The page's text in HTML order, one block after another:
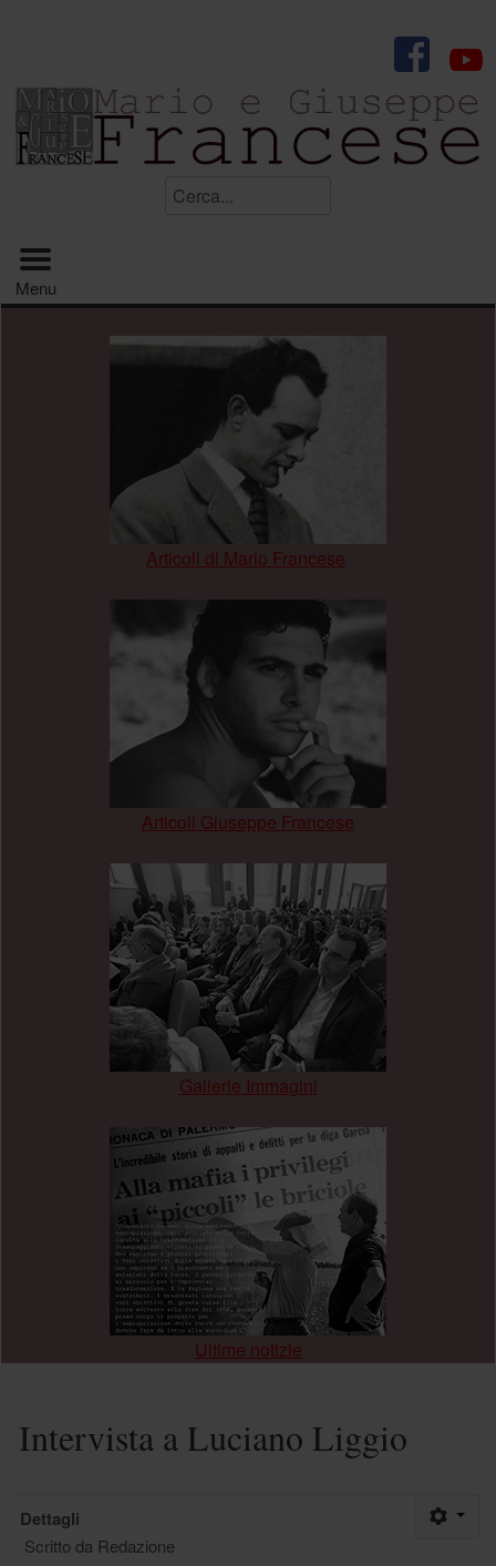
Menu principale
Menu
Articoli di Mario Francese
Articoli Giuseppe Francese
Gallerie Immagini
Ultime notizie
Intervista a Luciano Liggio
Dettagli
Scritto da Redazione